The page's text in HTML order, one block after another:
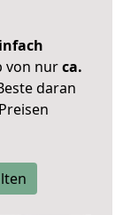
von nurca.
daran